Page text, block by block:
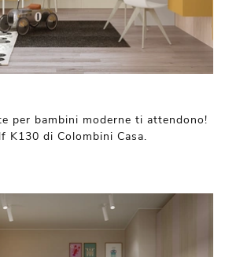
per bambini moderne ti attendono!
K130 di Colombini Casa.